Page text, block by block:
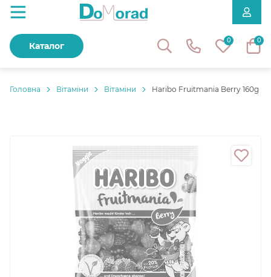
0 0
Каталог
Головнa Вітаміни Вітаміни Haribo Fruitmania Berry 160g